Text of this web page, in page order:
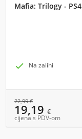
Mafia: Trilogy - PS4
 Na zalihi
22,99€
19,19 €
cijena s PDV-om